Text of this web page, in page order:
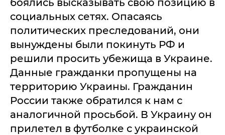
боялись высказывать свою позицию в
социальных сетях. Опасаясь
политических преследований, они
вынуждены были покинуть РФ и
решили просить убежища в Украине.
Данные гражданки пропущены на
территорию Украины. Гражданин
России также обратился к нам с
аналогичной просьбой. В Украину он
прилетел в футболке с украинской